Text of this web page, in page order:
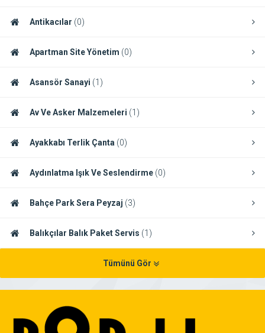
Antikacılar (0)
Apartman Site Yönetim (0)
Asansör Sanayi (1)
Av Ve Asker Malzemeleri (1)
Ayakkabı Terlik Çanta (0)
Aydınlatma Işık Ve Seslendirme (0)
Bahçe Park Sera Peyzaj (3)
Balıkçılar Balık Paket Servis (1)
Tümünü Gör